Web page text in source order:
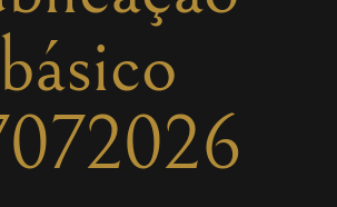
básico